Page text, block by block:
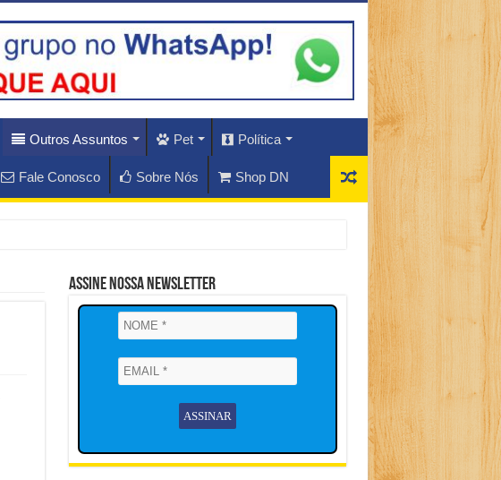
Outros Assuntos Pet Política
Fale Conosco Sobre Nós Shop DN
Assine Nossa Newsletter